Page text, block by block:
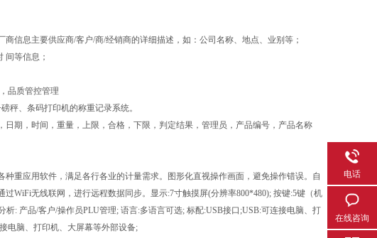
信息主要供应商/客户/商/经销商的详细描述，如：公司名称、地点、业别等；
间等信息；
品质管控管理
秤、条码打印机的称重记录系统。
期，时间，重量，上限，合格，下限，判定结果，管理员，产品编号，产品名称
重应用软件，满足各行各业的计量需求。图形化直视操作画面，避免操作错误。自
WiFi无线联网，进行远程数据同步。显示:7寸触摸屏(分辨率800*480); 按键:5键（机
: 产品/客户/操作员PLU管理; 语言:多语言可选; 标配:USB接口;USB:可连接电脑、打
电脑、打印机、大屏幕等外部设备;
电话
在线咨询